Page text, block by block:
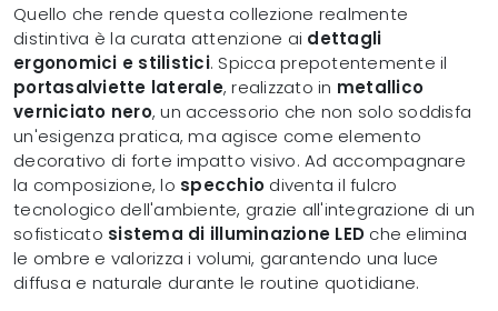
Quello che rende questa collezione realmente
distintiva è la curata attenzione ai dettagli
ergonomici e stilistici. Spicca prepotentemente il
portasalviette laterale, realizzato in metallico
verniciato nero, un accessorio che non solo soddisfa
un'esigenza pratica, ma agisce come elemento
decorativo di forte impatto visivo. Ad accompagnare
la composizione, lo specchio diventa il fulcro
tecnologico dell'ambiente, grazie all'integrazione di un
sofisticato sistema di illuminazione LED che elimina
le ombre e valorizza i volumi, garantendo una luce
diffusa e naturale durante le routine quotidiane.